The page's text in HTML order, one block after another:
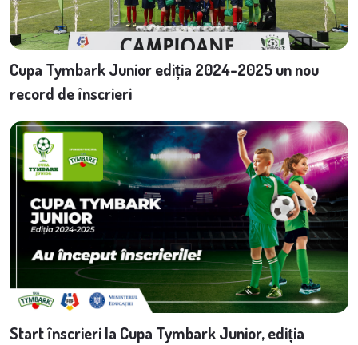
Cupa Tymbark Junior ediția 2024-2025 un nou
record de înscrieri
Start înscrieri la Cupa Tymbark Junior, ediția